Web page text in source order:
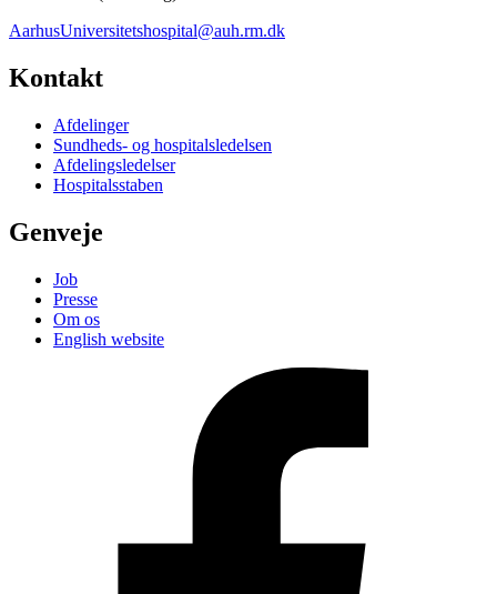
AarhusUniversitetshospital@auh.rm.dk
Kontakt
Afdelinger
Sundheds- og hospitalsledelsen
Afdelingsledelser
Hospitalsstaben
Genveje
Job
Presse
Om os
English website